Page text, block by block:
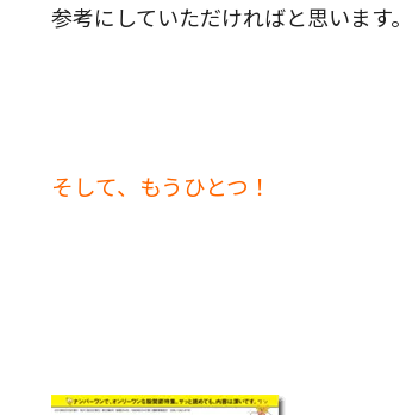
参考にしていただければと思います。
そして、もうひとつ！